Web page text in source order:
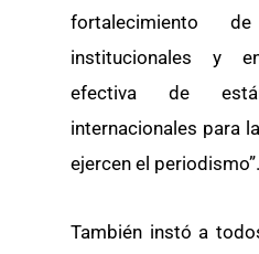
fortalecimiento
institucionales y
efectiva de
internacionales para
ejercen el periodismo”.
También instó a